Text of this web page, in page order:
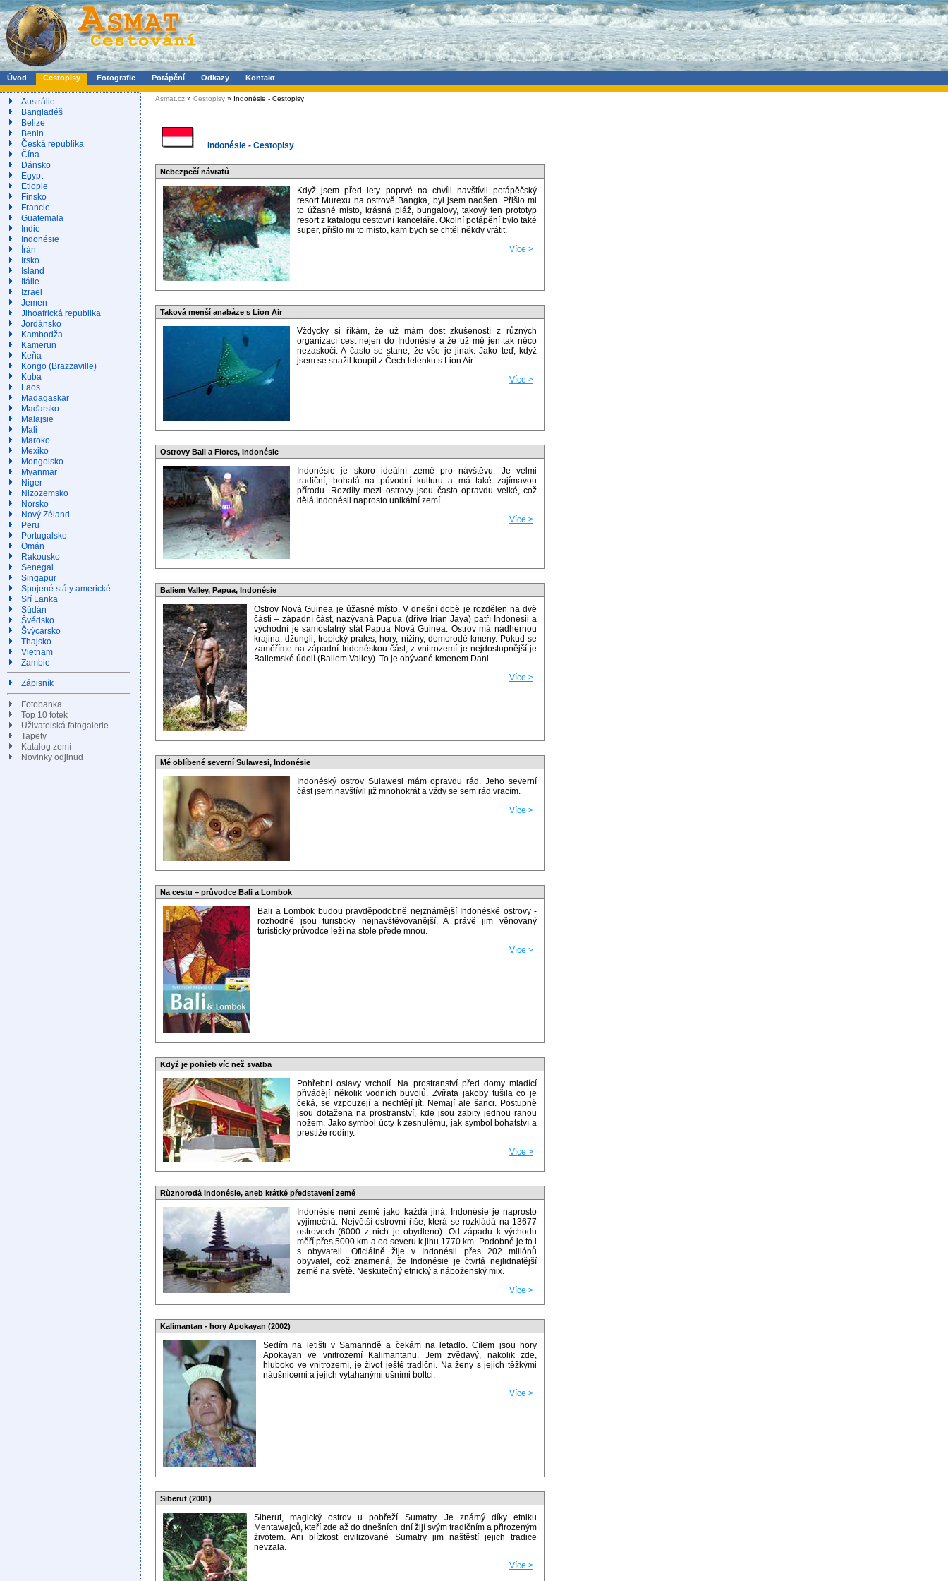
Úvod Cestopisy Fotografie Potápění Odkazy Kontakt
Austrálie
Bangladéš
Belize
Benin
Česká republika
Čína
Dánsko
Egypt
Etiopie
Finsko
Francie
Guatemala
Indie
Indonésie
Írán
Irsko
Island
Itálie
Izrael
Jemen
Jihoafrická republika
Jordánsko
Kambodža
Kamerun
Keňa
Kongo (Brazzaville)
Kuba
Laos
Madagaskar
Maďarsko
Malajsie
Mali
Maroko
Mexiko
Mongolsko
Myanmar
Niger
Nizozemsko
Norsko
Nový Zéland
Peru
Portugalsko
Omán
Rakousko
Senegal
Singapur
Spojené státy americké
Srí Lanka
Súdán
Švédsko
Švýcarsko
Thajsko
Vietnam
Zambie
Zápisník
Fotobanka
Top 10 fotek
Uživatelská fotogalerie
Tapety
Katalog zemí
Novinky odjinud
Asmat.cz » Cestopisy » Indonésie - Cestopisy
Indonésie - Cestopisy
Nebezpečí návratů
Když jsem před lety poprvé na chvíli navštívil potápěčský
resort Murexu na ostrově Bangka, byl jsem nadšen. Přišlo mi
to úžasné místo, krásná pláž, bungalovy, takový ten prototyp
resort z katalogu cestovní kanceláře. Okolní potápění bylo také
super, přišlo mi to místo, kam bych se chtěl někdy vrátit.
Více >
Taková menší anabáze s Lion Air
Vždycky si říkám, že už mám dost zkušeností z různých
organizací cest nejen do Indonésie a že už mě jen tak něco
nezaskočí. A často se stane, že vše je jinak. Jako teď, když
jsem se snažil koupit z Čech letenku s Lion Air.
Více >
Ostrovy Bali a Flores, Indonésie
Indonésie je skoro ideální země pro návštěvu. Je velmi
tradiční, bohatá na původní kulturu a má také zajímavou
přírodu. Rozdíly mezi ostrovy jsou často opravdu velké, což
dělá Indonésii naprosto unikátní zemí.
Více >
Baliem Valley, Papua, Indonésie
Ostrov Nová Guinea je úžasné místo. V dnešní době je rozdělen na dvě
části – západní část, nazývaná Papua (dříve Irian Jaya) patří Indonésii a
východní je samostatný stát Papua Nová Guinea. Ostrov má nádhernou
krajina, džungli, tropický prales, hory, nížiny, domorodé kmeny. Pokud se
zaměříme na západní Indonéskou část, z vnitrozemí je nejdostupnější je
Baliemské údolí (Baliem Valley). To je obývané kmenem Dani.
Více >
Mé oblíbené severní Sulawesi, Indonésie
Indonéský ostrov Sulawesi mám opravdu rád. Jeho severní
část jsem navštívil již mnohokrát a vždy se sem rád vracím.
Více >
Na cestu – průvodce Bali a Lombok
Bali a Lombok budou pravděpodobně nejznámější Indonéské ostrovy -
rozhodně jsou turisticky nejnavštěvovanější. A právě jim věnovaný
turistický průvodce leží na stole přede mnou.
Více >
Když je pohřeb víc než svatba
Pohřební oslavy vrcholí. Na prostranství před domy mladící
přivádějí několik vodních buvolů. Zvířata jakoby tušila co je
čeká, se vzpouzejí a nechtějí jít. Nemají ale šanci. Postupně
jsou dotažena na prostranství, kde jsou zabity jednou ranou
nožem. Jako symbol úcty k zesnulému, jak symbol bohatství a
prestiže rodiny.
Více >
Různorodá Indonésie, aneb krátké představení země
Indonésie není země jako každá jiná. Indonésie je naprosto
výjimečná. Největší ostrovní říše, která se rozkládá na 13677
ostrovech (6000 z nich je obydleno). Od západu k východu
měří přes 5000 km a od severu k jihu 1770 km. Podobné je to i
s obyvateli. Oficiálně žije v Indonésii přes 202 miliónů
obyvatel, což znamená, že Indonésie je čtvrtá nejlidnatější
země na světě. Neskutečný etnický a náboženský mix.
Více >
Kalimantan - hory Apokayan (2002)
Sedím na letišti v Samarindě a čekám na letadlo. Cílem jsou hory
Apokayan ve vnitrozemí Kalimantanu. Jem zvědavý, nakolik zde,
hluboko ve vnitrozemí, je život ještě tradiční. Na ženy s jejich těžkými
náušnicemi a jejich vytahanými ušními boltci.
Více >
Siberut (2001)
Siberut, magický ostrov u pobřeží Sumatry. Je známý díky etniku
Mentawajců, kteří zde až do dnešních dní žijí svým tradičním a přirozeným
životem. Ani blízkost civilizované Sumatry jim naštěstí jejich tradice
nevzala.
Více >